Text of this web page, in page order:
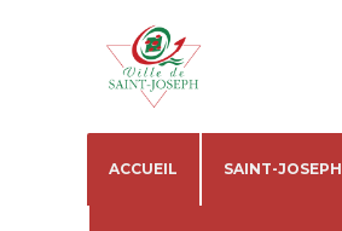
ACCUEIL SAINT-JOSEPH